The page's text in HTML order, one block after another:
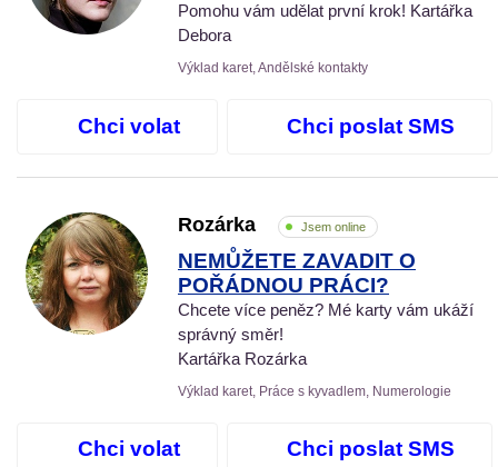
Pomohu vám udělat první krok! Kartářka
Debora
Výklad karet, Andělské kontakty
Chci volat Chci poslat SMS
Rozárka Jsem online
NEMŮŽETE ZAVADIT O
POŘÁDNOU PRÁCI?
Chcete více peněz? Mé karty vám ukáží
správný směr!
Kartářka Rozárka
Výklad karet, Práce s kyvadlem, Numerologie
Chci volat Chci poslat SMS